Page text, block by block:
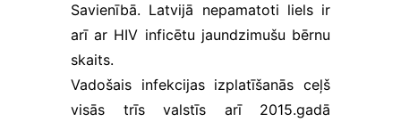
Savienībā. Latvijā nepamatoti liels ir
arī ar HIV inficētu jaundzimušu bērnu
skaits.
Vadošais infekcijas izplatīšanās ceļš
visās trīs valstīs arī 2015.gadā
lietotāja
vajadzībām.
Šī informācija
glabāta